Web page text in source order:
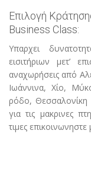
Επιλογή
Business Class:
Υπαρχει
εισιτήριων μετ’
αναχωρήσεις από
Ιωάννινα, Χίο,
ρόδο, Θεσσαλονίκη
για τις μακρινες
τιμες